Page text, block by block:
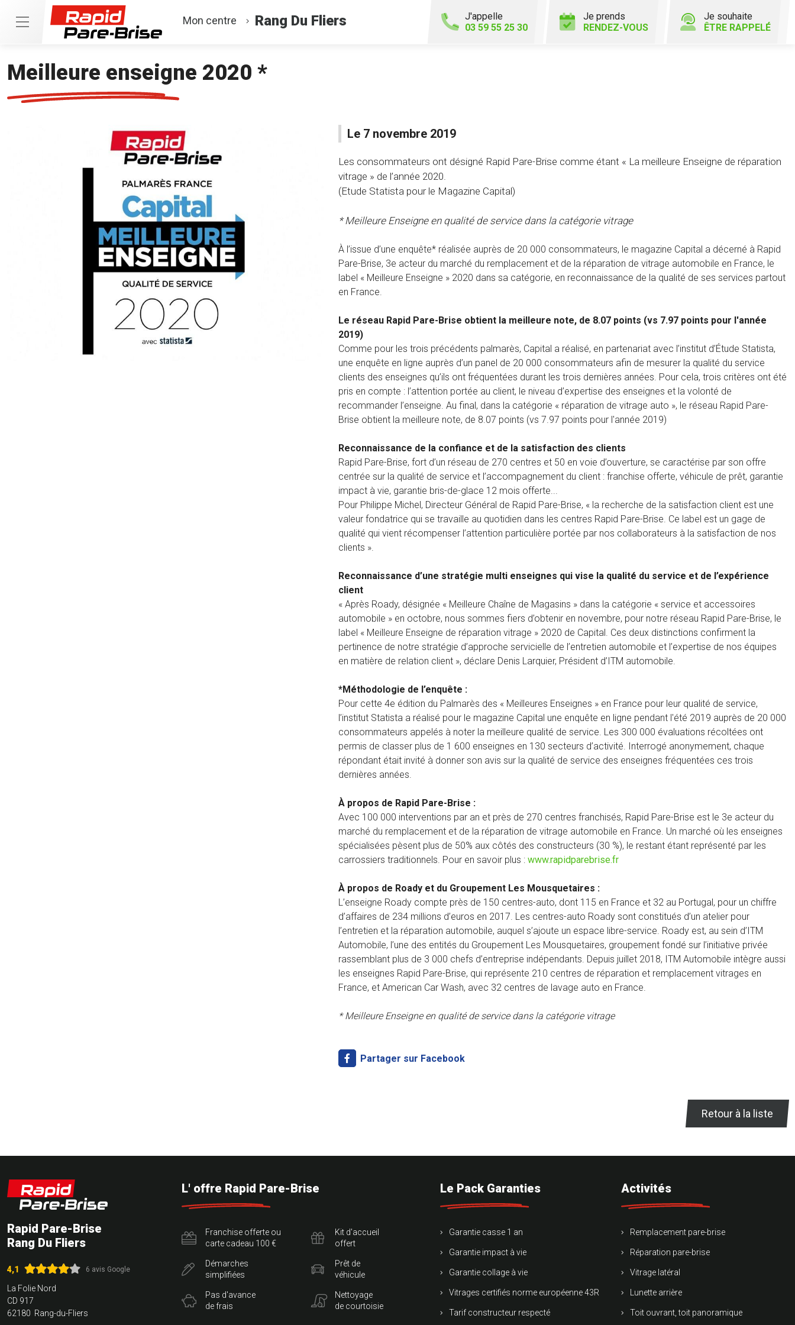
Mon centre Rang Du Fliers
J'appelle
03 59 55 25 30
Je prends
RENDEZ-VOUS
Je souhaite
ÊTRE RAPPELÉ
Meilleure enseigne 2020 *
Le 7 novembre 2019
Les consommateurs ont désigné Rapid Pare-Brise comme étant « La meilleure Enseigne de réparation
vitrage » de l’année 2020.
(Etude Statista pour le Magazine Capital)
* Meilleure Enseigne en qualité de service dans la catégorie vitrage
À l’issue d’une enquête* réalisée auprès de 20 000 consommateurs, le magazine Capital a décerné à Rapid
Pare-Brise, 3e acteur du marché du remplacement et de la réparation de vitrage automobile en France, le
label « Meilleure Enseigne » 2020 dans sa catégorie, en reconnaissance de la qualité de ses services partout
en France.
Le réseau Rapid Pare-Brise obtient la meilleure note, de 8.07 points (vs 7.97 points pour l'année
2019)
Comme pour les trois précédents palmarès, Capital a réalisé, en partenariat avec l’institut d’Étude Statista,
une enquête en ligne auprès d’un panel de 20 000 consommateurs afin de mesurer la qualité du service
clients des enseignes qu’ils ont fréquentées durant les trois dernières années. Pour cela, trois critères ont été
pris en compte : l’attention portée au client, le niveau d’expertise des enseignes et la volonté de
recommander l’enseigne. Au final, dans la catégorie « réparation de vitrage auto », le réseau Rapid Pare-
Brise obtient la meilleure note, de 8.07 points (vs 7.97 points pour l'année 2019)
Reconnaissance de la confiance et de la satisfaction des clients
Rapid Pare-Brise, fort d’un réseau de 270 centres et 50 en voie d’ouverture, se caractérise par son offre
centrée sur la qualité de service et l’accompagnement du client : franchise offerte, véhicule de prêt, garantie
impact à vie, garantie bris-de-glace 12 mois offerte...
Pour Philippe Michel, Directeur Général de Rapid Pare-Brise, « la recherche de la satisfaction client est une
valeur fondatrice qui se travaille au quotidien dans les centres Rapid Pare-Brise. Ce label est un gage de
qualité qui vient récompenser l’attention particulière portée par nos collaborateurs à la satisfaction de nos
clients ».
Reconnaissance d’une stratégie multi enseignes qui vise la qualité du service et de l’expérience
client
« Après Roady, désignée « Meilleure Chaîne de Magasins » dans la catégorie « service et accessoires
automobile » en octobre, nous sommes fiers d’obtenir en novembre, pour notre réseau Rapid Pare-Brise, le
label « Meilleure Enseigne de réparation vitrage » 2020 de Capital. Ces deux distinctions confirment la
pertinence de notre stratégie d’approche servicielle de l’entretien automobile et l’expertise de nos équipes
en matière de relation client », déclare Denis Larquier, Président d’ITM automobile.
*Méthodologie de l’enquête :
Pour cette 4e édition du Palmarès des « Meilleures Enseignes » en France pour leur qualité de service,
l’institut Statista a réalisé pour le magazine Capital une enquête en ligne pendant l'été 2019 auprès de 20 000
consommateurs appelés à noter la meilleure qualité de service. Les 300 000 évaluations récoltées ont
permis de classer plus de 1 600 enseignes en 130 secteurs d’activité. Interrogé anonymement, chaque
répondant était invité à donner son avis sur la qualité de service des enseignes fréquentées ces trois
dernières années.
À propos de Rapid Pare-Brise :
Avec 100 000 interventions par an et près de 270 centres franchisés, Rapid Pare-Brise est le 3e acteur du
marché du remplacement et de la réparation de vitrage automobile en France. Un marché où les enseignes
spécialisées pèsent plus de 50% aux côtés des constructeurs (30 %), le restant étant représenté par les
carrossiers traditionnels. Pour en savoir plus : www.rapidparebrise.fr
À propos de Roady et du Groupement Les Mousquetaires :
L’enseigne Roady compte près de 150 centres-auto, dont 115 en France et 32 au Portugal, pour un chiffre
d’affaires de 234 millions d’euros en 2017. Les centres-auto Roady sont constitués d’un atelier pour
l’entretien et la réparation automobile, auquel s’ajoute un espace libre-service. Roady est, au sein d’ITM
Automobile, l’une des entités du Groupement Les Mousquetaires, groupement fondé sur l’initiative privée
rassemblant plus de 3 000 chefs d’entreprise indépendants. Depuis juillet 2018, ITM Automobile intègre aussi
les enseignes Rapid Pare-Brise, qui représente 210 centres de réparation et remplacement vitrages en
France, et American Car Wash, avec 32 centres de lavage auto en France.
* Meilleure Enseigne en qualité de service dans la catégorie vitrage
Partager sur Facebook
Retour à la liste
Rapid Pare-Brise
Rang Du Fliers
4,1 6 avis Google
La Folie Nord
CD 917
62180 Rang-du-Fliers
L' offre Rapid Pare-Brise
Franchise offerte ou
carte cadeau 100 €
Démarches
simplifiées
Pas d'avance
de frais
Kit d'accueil
offert
Prêt de
véhicule
Nettoyage
de courtoisie
Le Pack Garanties
Garantie casse 1 an
Garantie impact à vie
Garantie collage à vie
Vitrages certifiés norme européenne 43R
Tarif constructeur respecté
Activités
Remplacement pare-brise
Réparation pare-brise
Vitrage latéral
Lunette arrière
Toit ouvrant, toit panoramique